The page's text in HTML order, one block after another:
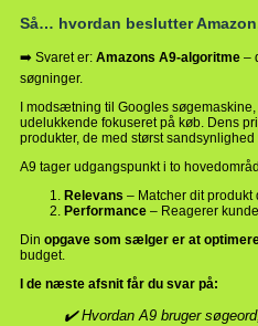
Så… hvordan beslutter
➡️ Svaret er: Amazons A9-algoritme –
søgninger.
I modsætning til Googles
udelukkende fokuseret på køb. Dens
produkter, de med størst sandsynlighed
A9 tager udgangspunkt i to
Relevans – Matcher dit produkt
Performance – Reagerer
Din opgave som sælger er at
budget.
I de næste afsnit får du svar på:
✔️ Hvordan A9 bruger